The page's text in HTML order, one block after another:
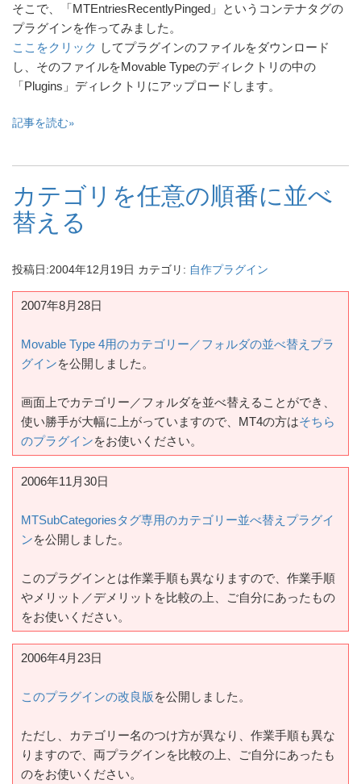
そこで、「MTEntriesRecentlyPinged」というコンテナタグの
プラグインを作ってみました。
ここをクリック してプラグインのファイルをダウンロード
し、そのファイルをMovable Typeのディレクトリの中の
「Plugins」ディレクトリにアップロードします。
記事を読む
カテゴリを任意の順番に並べ
替える
投稿日:2004年12月19日 カテゴリ: 自作プラグイン
2007年8月28日
Movable Type 4用のカテゴリー／フォルダの並べ替えプラ
グインを公開しました。
画面上でカテゴリー／フォルダを並べ替えることができ、
使い勝手が大幅に上がっていますので、MT4の方はそちら
のプラグインをお使いください。
2006年11月30日
MTSubCategoriesタグ専用のカテゴリー並べ替えプラグイ
ンを公開しました。
このプラグインとは作業手順も異なりますので、作業手順
やメリット／デメリットを比較の上、ご自分にあったもの
をお使いください。
2006年4月23日
このプラグインの改良版 を公開しました。
ただし、カテゴリー名のつけ方が異なり、作業手順も異な
りますので、両プラグインを比較の上、ご自分にあったも
のをお使いください。